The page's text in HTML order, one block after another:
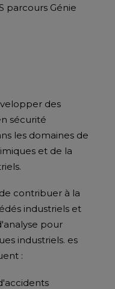
parcours Génie
des
sécurité
les domaines de
et de la
contribuer à la
industriels et
pour
industriels. es
: